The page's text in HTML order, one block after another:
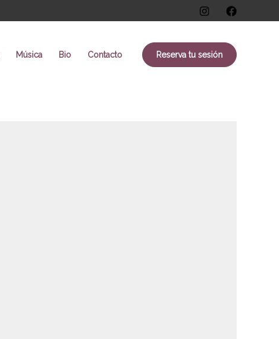
Música Bio Contacto Reserva tu sesión